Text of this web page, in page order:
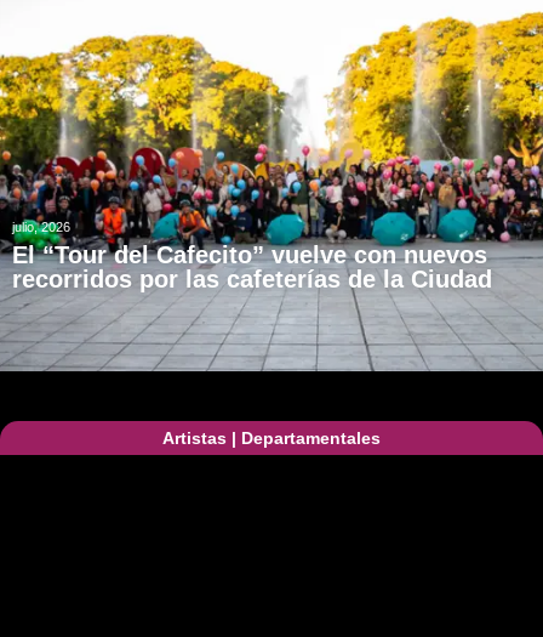
julio, 2026
El “Tour del Cafecito” vuelve con nuevos
recorridos por las cafeterías de la Ciudad
Artistas | Departamentales